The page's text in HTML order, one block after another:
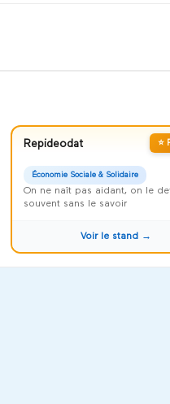
⭐
Repideodat
Économie Sociale & Solidaire
On ne naît pas aidant, on le
souvent sans le savoir
Voir le stand →